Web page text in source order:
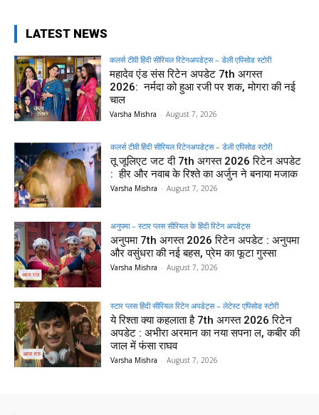
LATEST NEWS
कलर्स टीवी हिंदी सीरियल रिटेनअपडेट्स – डेली एपिसोड स्टोरी
महादेव एंड संस रिटेन अपडेट 7th अगस्त
2026: नर्मदा को हुआ रजी पर शक, मोगरा की नई
चाल
Varsha Mishra - August 7, 2026
कलर्स टीवी हिंदी सीरियल रिटेनअपडेट्स – डेली एपिसोड स्टोरी
तू जूलिएट जट दी 7th अगस्त 2026 रिटेन अपडेट
: हीर और नवाब के रिश्ते का अर्जुन ने बनाया मजाक
Varsha Mishra - August 7, 2026
अनुपमा – स्टार प्लस सीरियल के हिंदी रिटेन अपडेट्स
अनुपमा 7th अगस्त 2026 रिटेन अपडेट : अनुपमा
और वसुंधरा की नई बहस, प्रेम का फूटा गुस्सा
Varsha Mishra - August 7, 2026
स्टार प्लस हिंदी सीरियल रिटेन अपडेट्स – लेटेस्ट एपिसोड स्टोरी
ये रिश्ता क्या कहलाता है 7th अगस्त 2026 रिटेन
अपडेट : अभीरा अरमान का नया सपना ल, कबीर की
जाल में फंसा राघव
Varsha Mishra - August 7, 2026